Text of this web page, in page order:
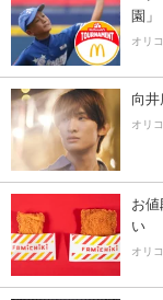
園」
オリ
向井
オリ
お
い
オリ